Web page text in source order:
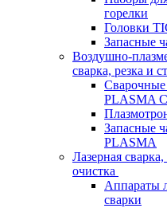
горелки
Головки
Запасные
Воздушно-
сварка, резка и
PLASMA
Запасные
PLASMA
Лазерная сварка,
очистка
Аппараты
сварки